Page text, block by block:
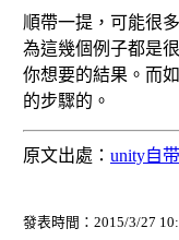
順帶一提，可能很
為這幾個例子都是
你想要的結果。而
的步驟的。
原文出處： unity自
發表時間：2015/3/27